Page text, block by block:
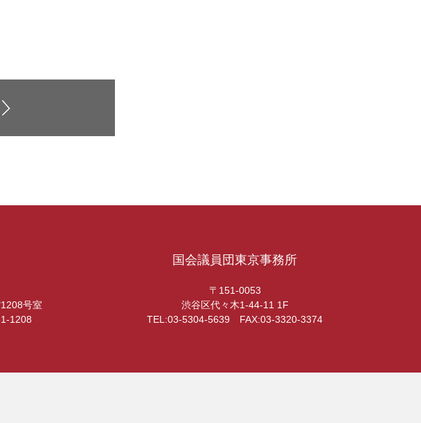
号室
1208
国会議員団東京事務所
〒151-0053
渋谷区代々木1-44-11 1F
TEL:03-5304-5639 FAX:03-3320-3374